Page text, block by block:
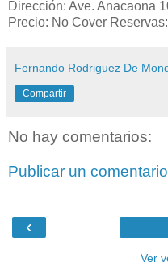
Dirección: Ave. Anacaona
Precio: No Cover
Fernando Rodriguez De
Compartir
No hay comentarios:
Publicar un comentario
‹
Ver